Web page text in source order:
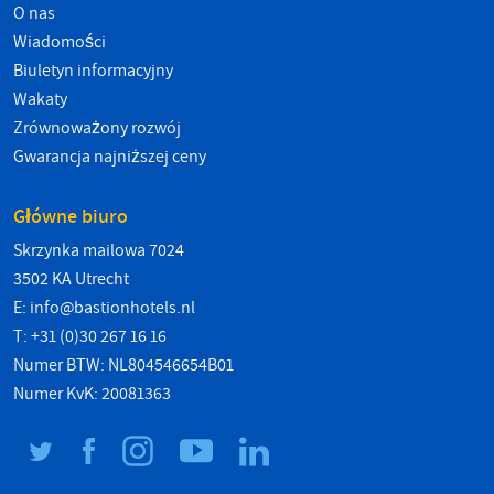
O nas
Wiadomości
Biuletyn informacyjny
Wakaty
Zrównoważony rozwój
Gwarancja najniższej ceny
Główne biuro
Skrzynka mailowa 7024
3502 KA Utrecht
E: info@bastionhotels.nl
T: +31 (0)30 267 16 16
Numer BTW: NL804546654B01
Numer KvK: 20081363